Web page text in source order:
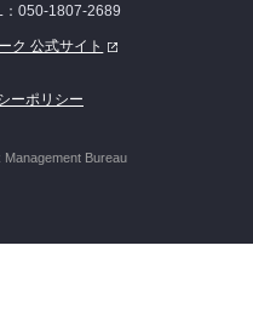
：050-1807-2689
ク 公式サイト
ーポリシー
Bureau